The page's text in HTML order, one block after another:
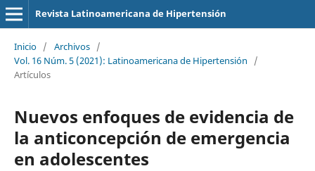
Revista Latinoamericana de Hipertensión
Inicio / Archivos /
Vol. 16 Núm. 5 (2021): Latinoamericana de Hipertensión
/
Artículos
Nuevos enfoques de evidencia de
la anticoncepción de emergencia
en adolescentes